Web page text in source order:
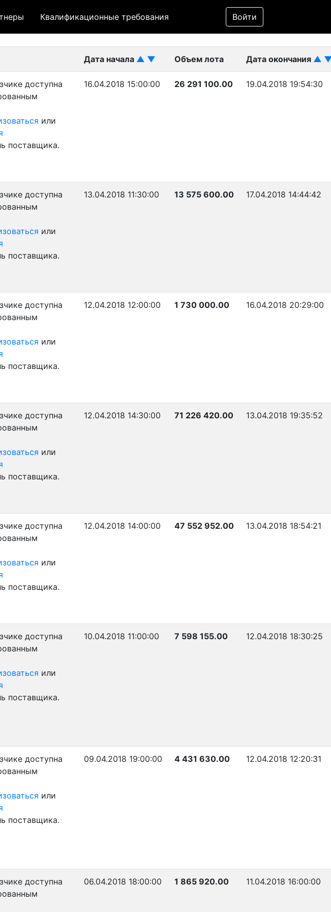
Квалификационные требования Войти
Фильтр
Дата начала ▲ ▼ Объем лота Дата окончания ▲
доступна
или
поставщика.
16.04.2018 15:00:00 26 291 100.00 19.04.2018 19:54:30
доступна
или
поставщика.
13.04.2018 11:30:00 13 575 600.00 17.04.2018 14:44:42
доступна
или
поставщика.
12.04.2018 12:00:00 1 730 000.00 16.04.2018 20:29:00
доступна
или
поставщика.
12.04.2018 14:30:00 71 226 420.00 13.04.2018 19:35:52
доступна
или
поставщика.
12.04.2018 14:00:00 47 552 952.00 13.04.2018 18:54:21
доступна
или
поставщика.
10.04.2018 11:00:00 7 598 155.00 12.04.2018 18:30:25
доступна
или
поставщика.
09.04.2018 19:00:00 4 431 630.00 12.04.2018 12:20:31
доступна
06.04.2018 18:00:00 1 865 920.00 11.04.2018 16:00:00